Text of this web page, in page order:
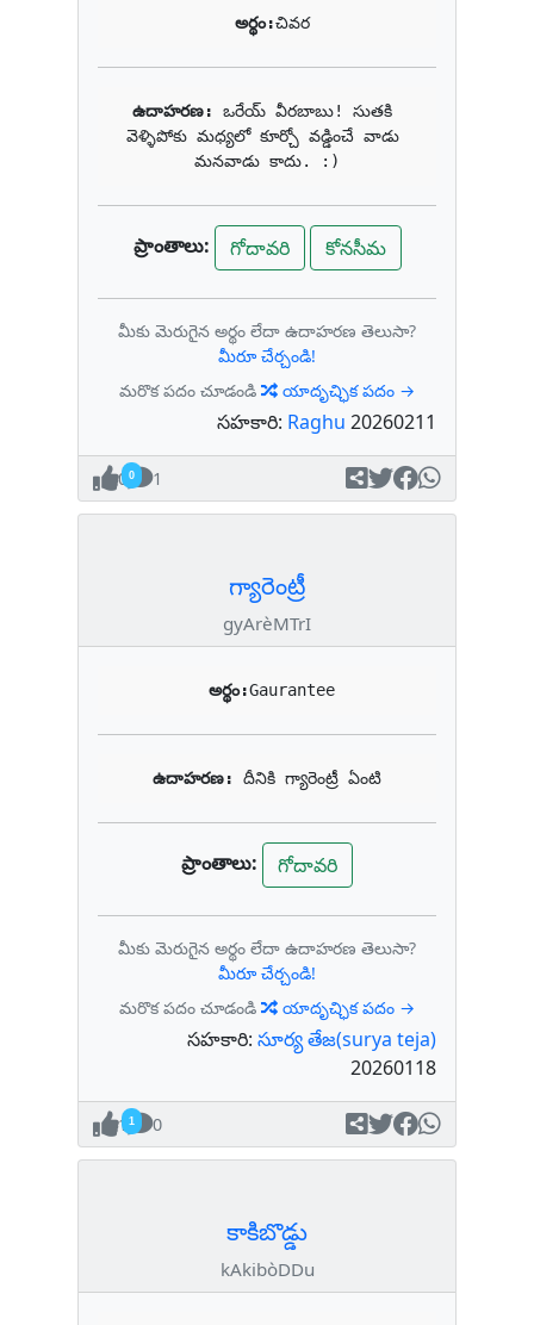
అర్థం:చివర
ఉదాహరణ: ఒరేయ్ వీరబాబు! సుతకి
వెళ్ళిపోకు మధ్యలో కూర్చో వడ్డించే వాడు
మనవాడు కాదు. :)
ప్రాంతాలు: గోదావరి కోనసీమ
మీకు మెరుగైన అర్థం లేదా ఉదాహరణ తెలుసా?
మీరూ చేర్చండి!
మరొక పదం చూడండి
యాదృచ్ఛిక పదం →
సహకారి: Raghu 20260211
0 1
గ్యారెంట్రీ
gyArèMTrI
అర్థం:Gaurantee
ఉదాహరణ: దీనికి గ్యారెంట్రీ ఏంటి
ప్రాంతాలు: గోదావరి
మీకు మెరుగైన అర్థం లేదా ఉదాహరణ తెలుసా?
మీరూ చేర్చండి!
మరొక పదం చూడండి
యాదృచ్ఛిక పదం →
సహకారి: సూర్య తేజ(surya teja)
20260118
1 0
కాకిబొడ్డు
kAkibòDDu